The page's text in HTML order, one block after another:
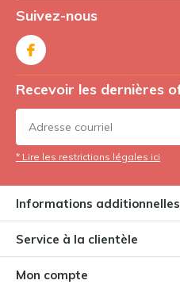
Suivez-nous
Recevoir les dernières
* Lire les restrictions légales ici
Informations additionnelles
Service à la clientèle
Mon compte